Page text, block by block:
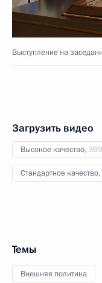
Выступление на
Загрузить видео
Высокое качество,
Стандартное качество,
Темы
Внешняя политика